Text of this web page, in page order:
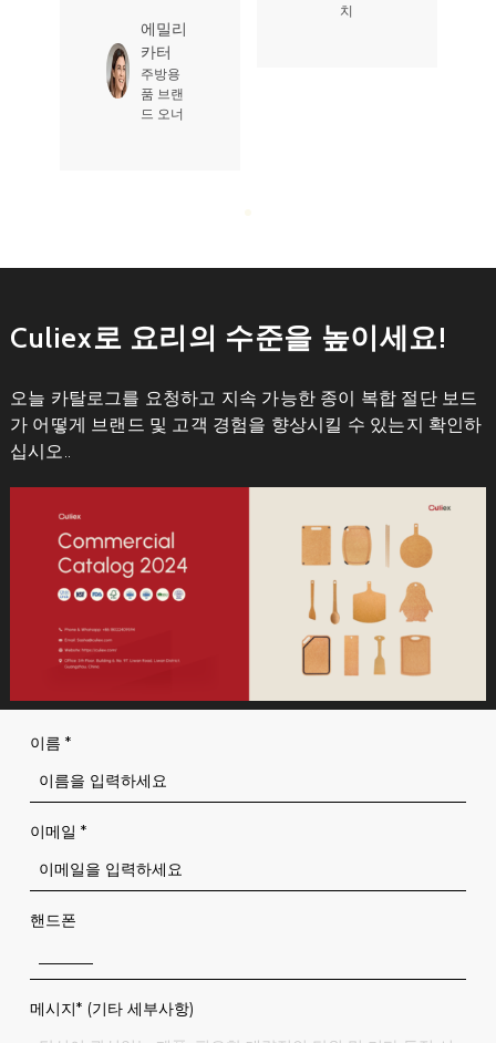
니다.”
Culiex로 요리의 수준을 높이세요!
오늘 카탈로그를 요청하고 지속 가능한 종이 복합 절단 보드
가 어떻게 브랜드 및 고객 경험을 향상시킬 수 있는지 확인하
십시오..
이름 *
이메일 *
핸드폰
메시지* (기타 세부사항)